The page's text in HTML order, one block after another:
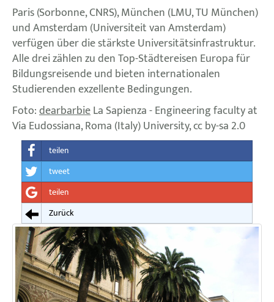
Paris (Sorbonne, CNRS), München (LMU, TU München)
und Amsterdam (Universiteit van Amsterdam)
verfügen über die stärkste Universitätsinfrastruktur.
Alle drei zählen zu den Top-Städtereisen Europa für
Bildungsreisende und bieten internationalen
Studierenden exzellente Bedingungen.
Foto:dearbarbieLa Sapienza - Engineering faculty at
Via Eudossiana, Roma (Italy) University, cc by-sa 2.0
teilen
tweet
teilen
Zurück